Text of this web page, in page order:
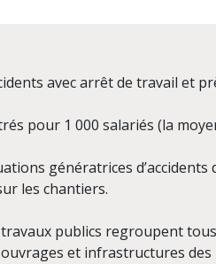
avec arrêt de travail et
pour 1 000 salariés (la
génératrices d’accidents
les chantiers.
publics regroupent
et infrastructures des